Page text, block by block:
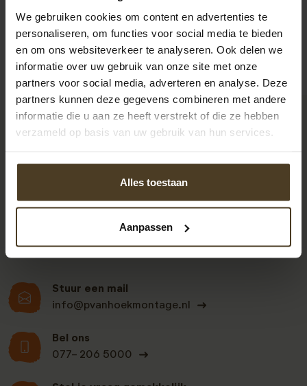
We gebruiken cookies om content en advertenties te
personaliseren, om functies voor social media te bieden
en om ons websiteverkeer te analyseren. Ook delen we
informatie over uw gebruik van onze site met onze
partners voor social media, adverteren en analyse. Deze
partners kunnen deze gegevens combineren met andere
informatie die u aan ze heeft verstrekt of die ze hebben
verzameld op basis van uw gebruik van hun services.
Alles toestaan
Aanpassen
Stuur een mail
info@pvanhoekmontage.nl
Bel ons
077- 206 5000
Klanten beoordelen